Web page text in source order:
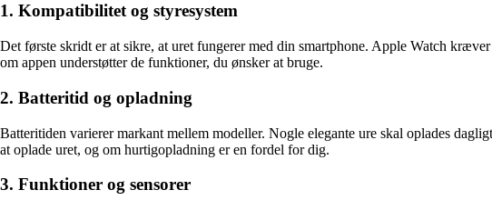
1. Kompatibilitet og styresystem
Det første skridt er at sikre, at uret fungerer med din smartphone. Apple Watch
om appen understøtter de funktioner, du ønsker at bruge.
2. Batteritid og opladning
Batteritiden varierer markant mellem modeller. Nogle elegante ure skal oplades
at oplade uret, og om hurtigopladning er en fordel for dig.
3. Funktioner og sensorer